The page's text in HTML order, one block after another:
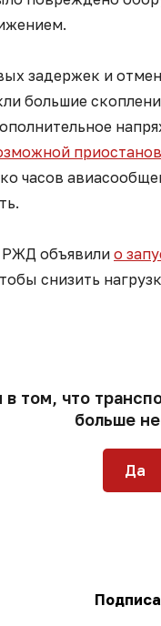
задержек и
большие
часов
объявилио
снизить
том, что
больше
Да